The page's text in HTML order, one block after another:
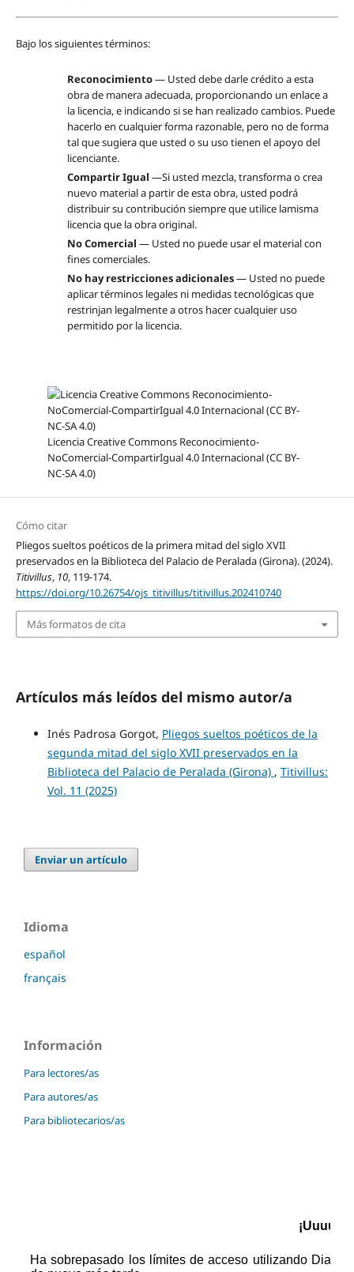
Bajo los siguientes términos:
Reconocimiento— Usted debe darle crédito a esta
obra de manera adecuada, proporcionando un enlace a
la licencia, e indicando si se han realizado cambios. Puede
hacerlo en cualquier forma razonable, pero no de forma
tal que sugiera que usted o su uso tienen el apoyo del
licenciante.
Compartir Igual —Si usted mezcla, transforma o crea
nuevo material a partir de esta obra, usted podrá
distribuir su contribución siempre que utilice lamisma
licencia que la obra original.
No Comercial — Usted no puede usar el material con
fines comerciales.
No hay restricciones adicionales— Usted no puede
aplicar términos legales ni medidas tecnológicas que
restrinjan legalmente a otros hacer cualquier uso
permitido por la licencia.
Licencia Creative Commons Reconocimiento-
NoComercial-CompartirIgual 4.0 Internacional (CC BY-
NC-SA 4.0)
Cómo citar
Pliegos sueltos poéticos de la primera mitad del siglo XVII
preservados en la Biblioteca del Palacio de Peralada (Girona). (2024).
Titivillus, 10, 119-174.
https://doi.org/10.26754/ojs_titivillus/titivillus.202410740
Más formatos de cita
Artículos más leídos del mismo autor/a
Inés Padrosa Gorgot, Pliegos sueltos poéticos de la
segunda mitad del siglo XVII preservados en la
Biblioteca del Palacio de Peralada (Girona) , Titivillus:
Vol. 11 (2025)
Enviar un artículo
Idioma
español
français
Información
Para lectores/as
Para autores/as
Para bibliotecarios/as